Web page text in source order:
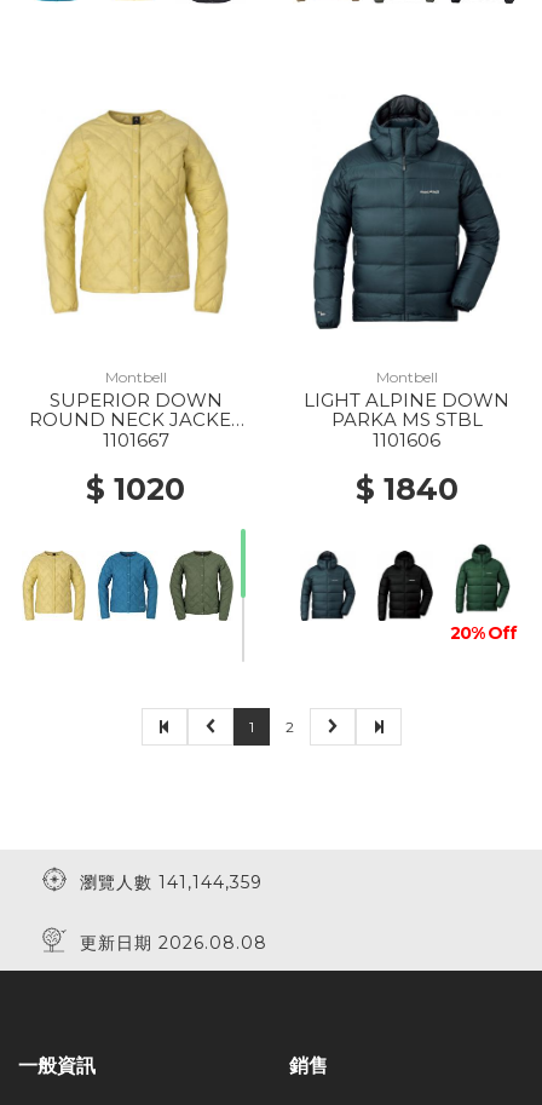
Montbell
SUPERIOR DOWN
ROUND NECK JACKET
WS YL
1101667
$ 1020
Montbell
LIGHT ALPINE DOWN
PARKA MS STBL
1101606
$ 1840
20% Off
1 2
瀏覽人數 141,144,359
更新日期 2026.08.08
一般資訊 銷售